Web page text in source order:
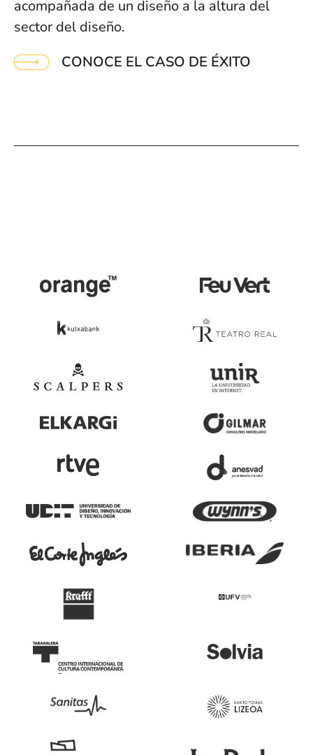
acompañada de un diseño a la altura del
sector del diseño.
CONOCE EL CASO DE ÉXITO